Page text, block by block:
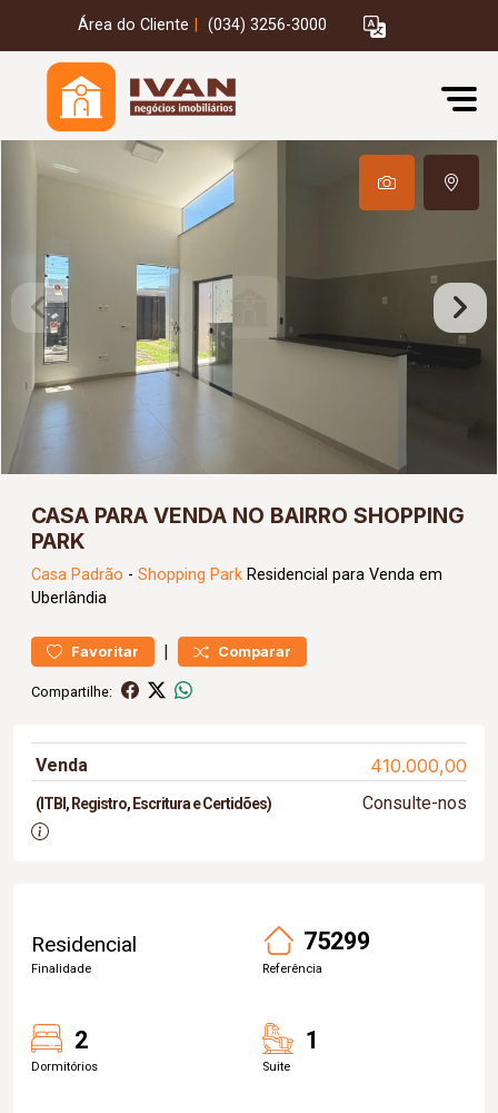
Área do Cliente (034) 3256-3000
CASA PARA VENDA NO BAIRRO SHOPPING
PARK
Casa Padrão - Shopping Park Residencial para Venda em
Uberlândia
Favoritar | Comparar
Compartilhe:
Venda 410.000,00
(ITBI, Registro, Escritura e Certidões) Consulte-nos
Residencial
Finalidade
75299
Referência
2
Dormitórios
1
Suite